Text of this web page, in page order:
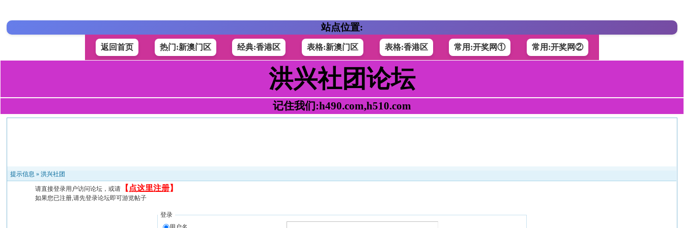
站点位置:
返回首页 热门:新澳门区 经典:香港区 表格:新澳门区 表格:香港区 常用:开奖网① 常用:开奖网②
洪兴社团论坛
记住我们:h490.com,h510.com
提示信息 »洪兴社团
请直接登录用户访问论坛，或请 【 点这里注册】
如果您已注册,请先登录论坛即可游览帖子
登录